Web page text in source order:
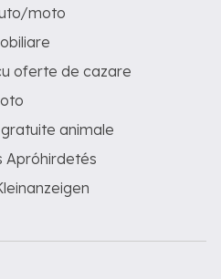
moto
oferte de cazare
animale
Apróhirdetés